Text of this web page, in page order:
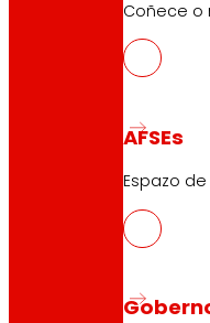
Coñece o
AFSEs
Espazo
Tendas en liña
Retiradas de
Seguridade e